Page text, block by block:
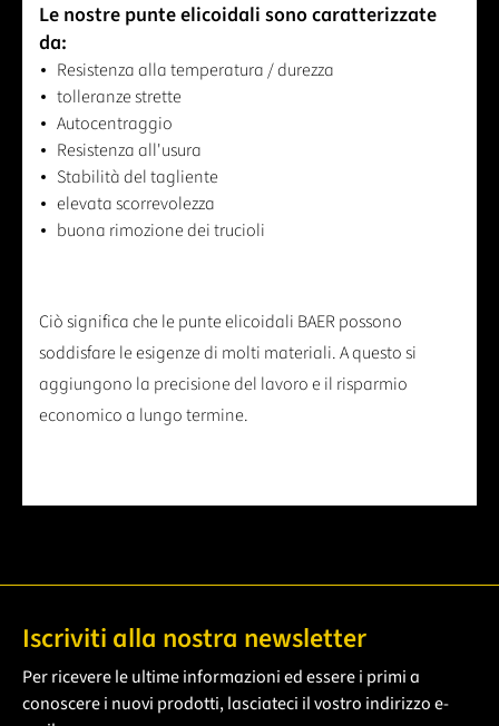
Le nostre punte elicoidali sono caratterizzate
da:
Resistenza alla temperatura / durezza
tolleranze strette
Autocentraggio
Resistenza all'usura
Stabilità del tagliente
elevata scorrevolezza
buona rimozione dei trucioli
Ciò significa che le punte elicoidali BAER possono
soddisfare le esigenze di molti materiali. A questo si
aggiungono la precisione del lavoro e il risparmio
economico a lungo termine.
Iscriviti alla nostra newsletter
Per ricevere le ultime informazioni ed essere i primi a
conoscere i nuovi prodotti, lasciateci il vostro indirizzo e-